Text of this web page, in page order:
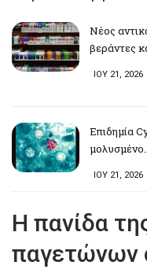
Νέος
βεράντες
ΙΟΥ 21, 2026
Επιδημία
ΙΟΥ 21, 2026
Η πανίδα
παγετώνων